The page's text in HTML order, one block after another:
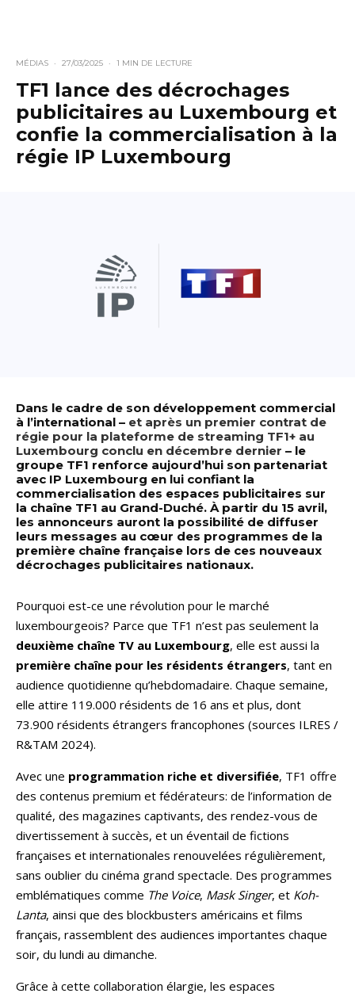
MÉDIAS · 27/03/2025 · 1 MIN DE LECTURE
TF1 lance des décrochages
publicitaires au Luxembourg et
confie la commercialisation à la
régie IP Luxembourg
Dans le cadre de son développement commercial
à l’international – et après un premier contrat de
régie pour la plateforme de streaming TF1+ au
Luxembourg conclu en décembre dernier – le
groupe TF1 renforce aujourd’hui son partenariat
avec IP Luxembourg en lui confiant la
commercialisation des espaces publicitaires sur
la chaîne TF1 au Grand-Duché. À partir du 15 avril,
les annonceurs auront la possibilité de diffuser
leurs messages au cœur des programmes de la
première chaîne française lors de ces nouveaux
décrochages publicitaires nationaux.
Pourquoi est-ce une révolution pour le marché
luxembourgeois? Parce que TF1 n’est pas seulement la
deuxième chaîne TV au Luxembourg, elle est aussi la
première chaîne pour les résidents étrangers, tant en
audience quotidienne qu’hebdomadaire. Chaque semaine,
elle attire 119.000 résidents de 16 ans et plus, dont
73.900 résidents étrangers francophones (sources ILRES /
R&TAM 2024).
Avec une programmation riche et diversifiée, TF1 offre
des contenus premium et fédérateurs: de l’information de
qualité, des magazines captivants, des rendez-vous de
divertissement à succès, et un éventail de fictions
françaises et internationales renouvelées régulièrement,
sans oublier du cinéma grand spectacle. Des programmes
emblématiques comme The Voice, Mask Singer, et Koh-
Lanta, ainsi que des blockbusters américains et films
français, rassemblent des audiences importantes chaque
soir, du lundi au dimanche.
Grâce à cette collaboration élargie, les espaces